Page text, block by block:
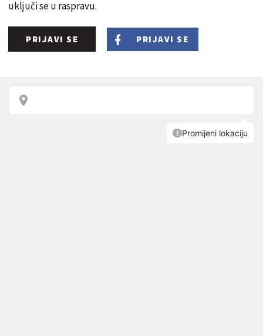
uključi se u raspravu.
PRIJAVI SE PRIJAVI SE